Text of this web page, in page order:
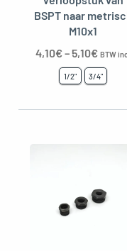
BSPT naar
M10x1
4,10€–5,10€ BTW
1/2" 3/4"